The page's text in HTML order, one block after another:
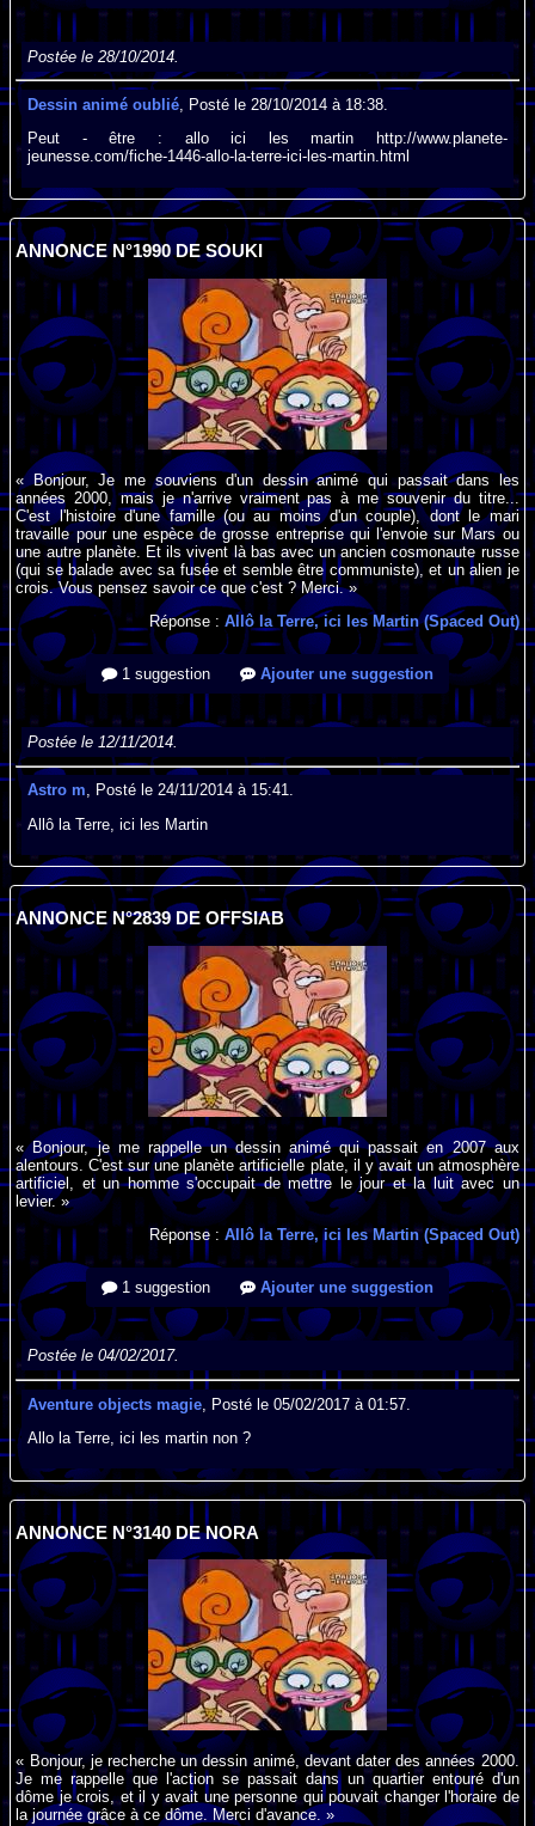
Postée le 28/10/2014.
Dessin animé oublié, Posté le 28/10/2014 à 18:38.
Peut - être : allo ici les martin http://www.planete-
jeunesse.com/fiche-1446-allo-la-terre-ici-les-martin.html
ANNONCE N°1990 DE SOUKI
« Bonjour, Je me souviens d'un dessin animé qui passait dans les
années 2000, mais je n'arrive vraiment pas à me souvenir du titre...
C'est l'histoire d'une famille (ou au moins d'un couple), dont le mari
travaille pour une espèce de grosse entreprise qui l'envoie sur Mars ou
une autre planète. Et ils vivent là bas avec un ancien cosmonaute russe
(qui se balade avec sa fusée et semble être communiste), et un alien je
crois. Vous pensez savoir ce que c'est ? Merci. »
Réponse : Allô la Terre, ici les Martin (Spaced Out)
1 suggestion Ajouter une suggestion
Postée le 12/11/2014.
Astro m, Posté le 24/11/2014 à 15:41.
Allô la Terre, ici les Martin
ANNONCE N°2839 DE OFFSIAB
« Bonjour, je me rappelle un dessin animé qui passait en 2007 aux
alentours. C'est sur une planète artificielle plate, il y avait un atmosphère
artificiel, et un homme s'occupait de mettre le jour et la luit avec un
levier. »
Réponse : Allô la Terre, ici les Martin (Spaced Out)
1 suggestion Ajouter une suggestion
Postée le 04/02/2017.
Aventure objects magie , Posté le 05/02/2017 à 01:57.
Allo la Terre, ici les martin non ?
ANNONCE N°3140 DE NORA
« Bonjour, je recherche un dessin animé, devant dater des années 2000.
Je me rappelle que l'action se passait dans un quartier entouré d'un
dôme je crois, et il y avait une personne qui pouvait changer l'horaire de
la journée grâce à ce dôme. Merci d'avance. »